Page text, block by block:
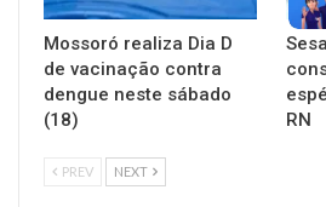
Mossoró realiza Dia D
de vacinação contra
dengue neste sábado
(18)
RN
PREV NEXT